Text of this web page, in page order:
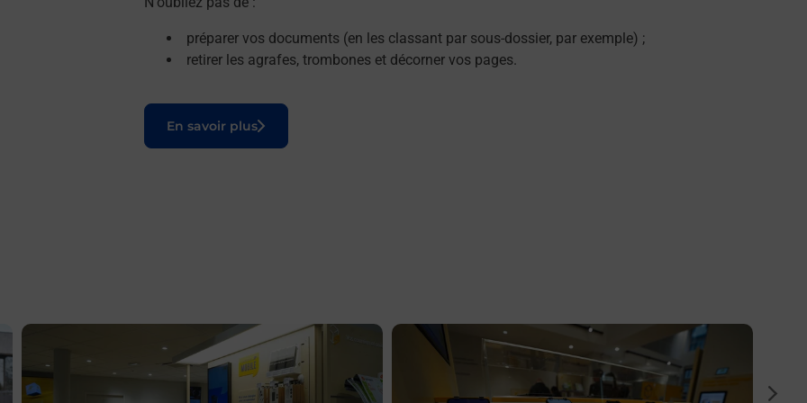
préparer vos documents (en les classant par sous-dossier, par exemple) ;
retirer les agrafes, trombones et décorner vos pages.
En savoir plus
Le lien s'ouvre dans un nouvel onglet
En savoir plus En savoir plus